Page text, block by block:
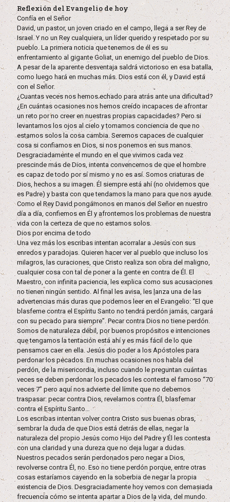
Reflexión del Evangelio de hoy
Confía en el Señor
David, un pastor, un joven criado en el campo, llega a ser Rey de
Israel. Y no un Rey cualquiera, un líder querido y respetado por su
pueblo. La primera noticia que tenemos de él es su
enfrentamiento al gigante Goliat, un enemigo del pueblo de Dios.
A pesar de la aparente desventaja saldrá victorioso en esa batalla,
como luego hará en muchas más. Dios está con él, y David está
con el Señor.
¿Cuantas veces nos hemos echado para atrás ante una dificultad?
¿En cuántas ocasiones nos hemos creído incapaces de afrontar
un reto por no creer en nuestras propias capacidades? Pero si
levantamos los ojos al cielo y tomamos conciencia de que no
estamos solos la cosa cambia. Seremos capaces de cualquier
cosa si confiamos en Dios, si nos ponemos en sus manos.
Desgraciadamente el mundo en el que vivimos cada vez
prescinde más de Dios, intenta convencernos de que el hombre
es capaz de todo por sí mismo y no es así. Somos criaturas de
Dios, hechos a su imagen. Él siempre está ahí (no olvidemos que
es Padre) y basta con que tendamos la mano para que nos ayude.
Como el Rey David pongámonos en manos del Señor en nuestro
día a día, confiemos en Él y afrontemos los problemas de nuestra
vida con la certeza de que no estamos solos.
Dios por encima de todo
Una vez más los escribas intentan acorralar a Jesús con sus
enredos y paradojas. Quieren hacer ver al pueblo que incluso los
milagros, las curaciones, que Cristo realiza son obra del maligno,
cualquier cosa con tal de poner a la gente en contra de Él. El
Maestro, con infinita paciencia, les explica como sus acusaciones
no tienen ningún sentido. Al final les avisa, les lanza una de las
advertencias más duras que podemos leer en el Evangelio: “El que
blasfeme contra el Espíritu Santo no tendrá perdón jamás, cargará
con su pecado para siempre”. Pecar contra Dios no tiene perdón.
Somos de naturaleza débil, por buenos propósitos e intenciones
que tengamos la tentación está ahí y es más fácil de lo que
pensamos caer en ella. Jesús dio poder a los Apóstoles para
perdonar los pecados. En muchas ocasiones nos habla del
perdón, de la misericordia, incluso cuando le preguntan cuántas
veces se deben perdonar los pecados les contesta el famoso “70
veces 7” pero aquí nos advierte del límite que no debemos
traspasar: pecar contra Dios, revelarnos contra Él, blasfemar
contra el Espíritu Santo…
Los escribas intentan volver contra Cristo sus buenas obras,
sembrar la duda de que Dios está detrás de ellas, negar la
naturaleza del propio Jesús como Hijo del Padre y Él les contesta
con una claridad y una dureza que no deja lugar a dudas.
Nuestros pecados serán perdonados pero negar a Dios,
revolverse contra Él, no. Eso no tiene perdón porque, entre otras
cosas estaríamos cayendo en la soberbia de negar la propia
existencia de Dios. Desgraciadamente hoy vemos con demasiada
frecuencia cómo se intenta apartar a Dios de la vida, del mundo.